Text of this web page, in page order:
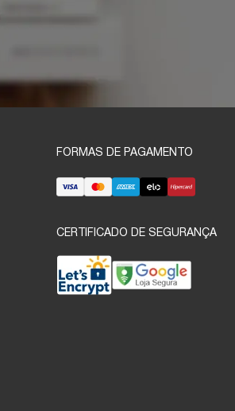
FORMAS DE PAGAMENTO
CERTIFICADO DE SEGURANÇA